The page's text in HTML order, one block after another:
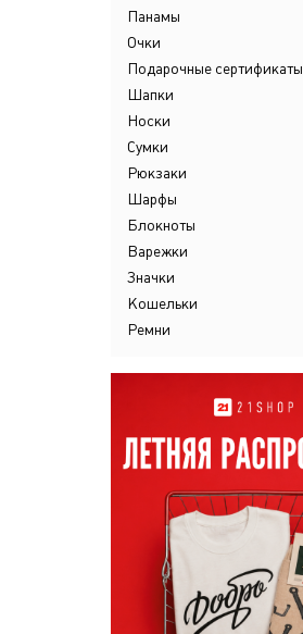
Панамы
Очки
Подарочные сертификаты
Шапки
Носки
Сумки
Рюкзаки
Шарфы
Блокноты
Варежки
Значки
Кошельки
Ремни